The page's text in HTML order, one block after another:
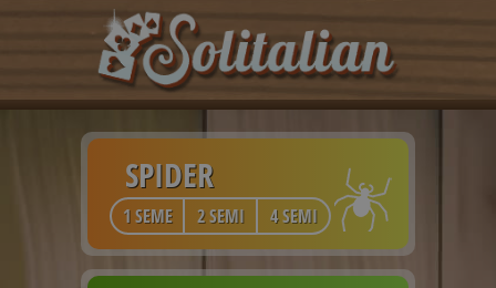
SPIDER
1 SEME 2 SEMI 4 SEMI